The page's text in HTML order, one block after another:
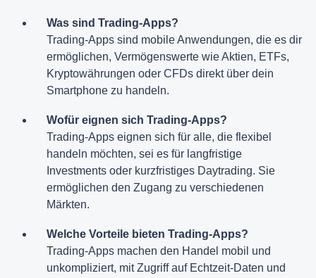
Was sind Trading-Apps?
Trading-Apps sind mobile Anwendungen, die es dir
ermöglichen, Vermögenswerte wie Aktien, ETFs,
Kryptowährungen oder CFDs direkt über dein
Smartphone zu handeln.
Wofür eignen sich Trading-Apps?
Trading-Apps eignen sich für alle, die flexibel
handeln möchten, sei es für langfristige
Investments oder kurzfristiges Daytrading. Sie
ermöglichen den Zugang zu verschiedenen
Märkten.
Welche Vorteile bieten Trading-Apps?
Trading-Apps machen den Handel mobil und
unkompliziert, mit Zugriff auf Echtzeit-Daten und